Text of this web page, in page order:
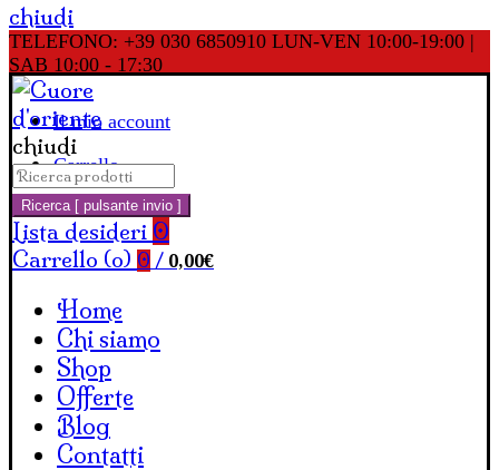
chiudi
TELEFONO: +39 030 6850910 LUN-VEN 10:00-19:00 |
SAB 10:00 - 17:30
Il mio account
Carrello
chiudi
Cerca:
Ricerca [ pulsante invio ]
Lista desideri 0
Carrello (o) 0 / 0,00€
Home
Chi siamo
Shop
Offerte
Blog
Contatti